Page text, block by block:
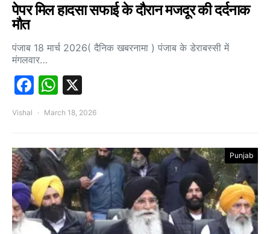
पेपर मिल हादसा सफाई के दौरान मजदूर की दर्दनाक
मौत
पंजाब 18 मार्च 2026( दैनिक खबरनामा ) पंजाब के डेराबस्सी में
मंगलवार…
Facebook
WhatsApp
Vishal March 18, 2026
Punjab